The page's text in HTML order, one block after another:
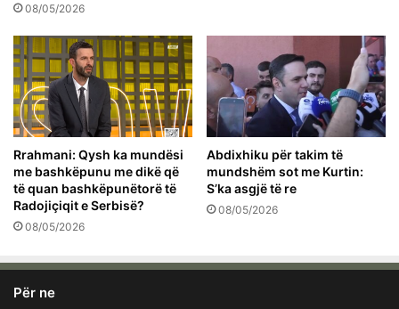
08/05/2026
Rrahmani: Qysh ka mundësi
me bashkëpunu me dikë që
të quan bashkëpunëtorë të
Radojiçiqit e Serbisë?
08/05/2026
Abdixhiku për takim të
mundshëm sot me Kurtin:
S’ka asgjë të re
08/05/2026
Për ne